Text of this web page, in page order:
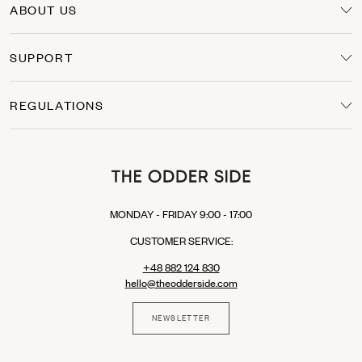
Wizytowe
Legginsy– elastyczne, stworzone do aktywności i relaksu.
lekkość i swobodę. Inspiracje modą lat 90. oraz fasony oversize są
codzienny styl.
Wiele modeli The Odder Side szyjemy znaturalnej, oddychającej bawełny
spodnie lepiej dopasowywały się do ruchu – szczególnie w węższych
modelach.
W ofercie pojawiają się także spodnie z dodatkiem
, co daje przewiewność i subtelną fakturę. Wśród
eleganckich spodni znajdziesz wersje zwełny dziewiczej
komfort nawet w chłodniejsze dni.
Dla osób aktywnych przygotowaliśmy spodnie z nowoczesnych,
ABOUT US
SUPPORT
REGULATIONS
MONDAY - FRIDAY 9:00 - 17:00
CUSTOMER SERVICE:
+48 882 124 830
hello@theodderside.com
NEWSLETTER